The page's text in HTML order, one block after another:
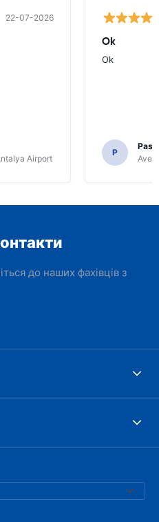
22-07-2026
Airport
Ok
Ok
P
Avec
до наших фахівців з